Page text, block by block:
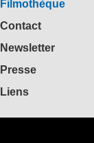
Filmothèque
Contact
Newsletter
Presse
Liens